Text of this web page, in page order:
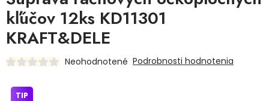
Dielňa
Príslušenstvo pre automobily
kľúčov 12ks KD11301
KRAFT&DELE
Neohodnotené Podrobnosti hodnotenia
TIP